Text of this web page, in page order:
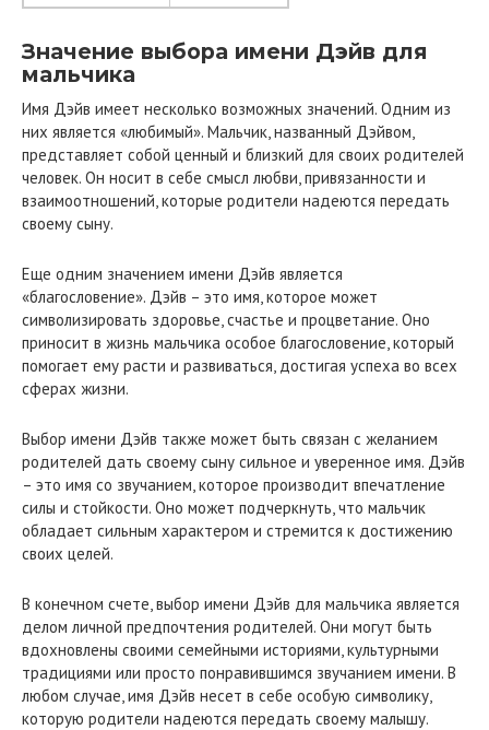
Значение выбора имени Дэйв для
мальчика
Имя Дэйв имеет несколько возможных значений. Одним из
них является «любимый». Мальчик, названный Дэйвом,
представляет собой ценный и близкий для своих родителей
человек. Он носит в себе смысл любви, привязанности и
взаимоотношений, которые родители надеются передать
своему сыну.
Еще одним значением имени Дэйв является
«благословение». Дэйв – это имя, которое может
символизировать здоровье, счастье и процветание. Оно
приносит в жизнь мальчика особое благословение, который
помогает ему расти и развиваться, достигая успеха во всех
сферах жизни.
Выбор имени Дэйв также может быть связан с желанием
родителей дать своему сыну сильное и уверенное имя. Дэйв
– это имя со звучанием, которое производит впечатление
силы и стойкости. Оно может подчеркнуть, что мальчик
обладает сильным характером и стремится к достижению
своих целей.
В конечном счете, выбор имени Дэйв для мальчика является
делом личной предпочтения родителей. Они могут быть
вдохновлены своими семейными историями, культурными
традициями или просто понравившимся звучанием имени. В
любом случае, имя Дэйв несет в себе особую символику,
которую родители надеются передать своему малышу.